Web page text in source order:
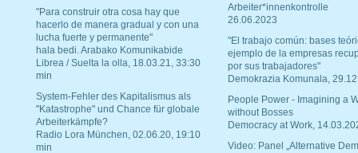
"Para construir otra cosa hay que
hacerlo de manera gradual y con una
lucha fuerte y permanente"
hala bedi. Arabako Komunikabide
Librea / Suelta la olla, 18.03.21, 33:30
min
System-Fehler des Kapitalismus als
"Katastrophe" und Chance für globale
Arbeiterkämpfe?
Radio Lora München, 02.06.20, 19:10
min
Arbeiter*innenkontrolle
26.06.2023
"El trabajo común: bases
ejemplo de la empresas
por sus trabajadores"
Demokrazia Komunala,
People Power - Imagining a
without Bosses
Democracy at Work,
Video: Panel „Alternative